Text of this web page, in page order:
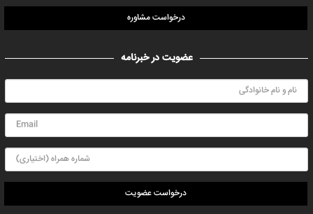
درخواست مشاوره
عضویت در خبرنامه
درخواست عضویت